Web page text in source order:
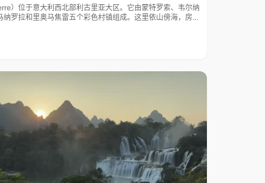
）位于意大利西北部利古里亚大区。它由蒙特罗索、韦尔纳
纳罗拉和里奥马焦雷五个彩色村镇组成。这里依山傍海，房屋
列为世界文化遗产。